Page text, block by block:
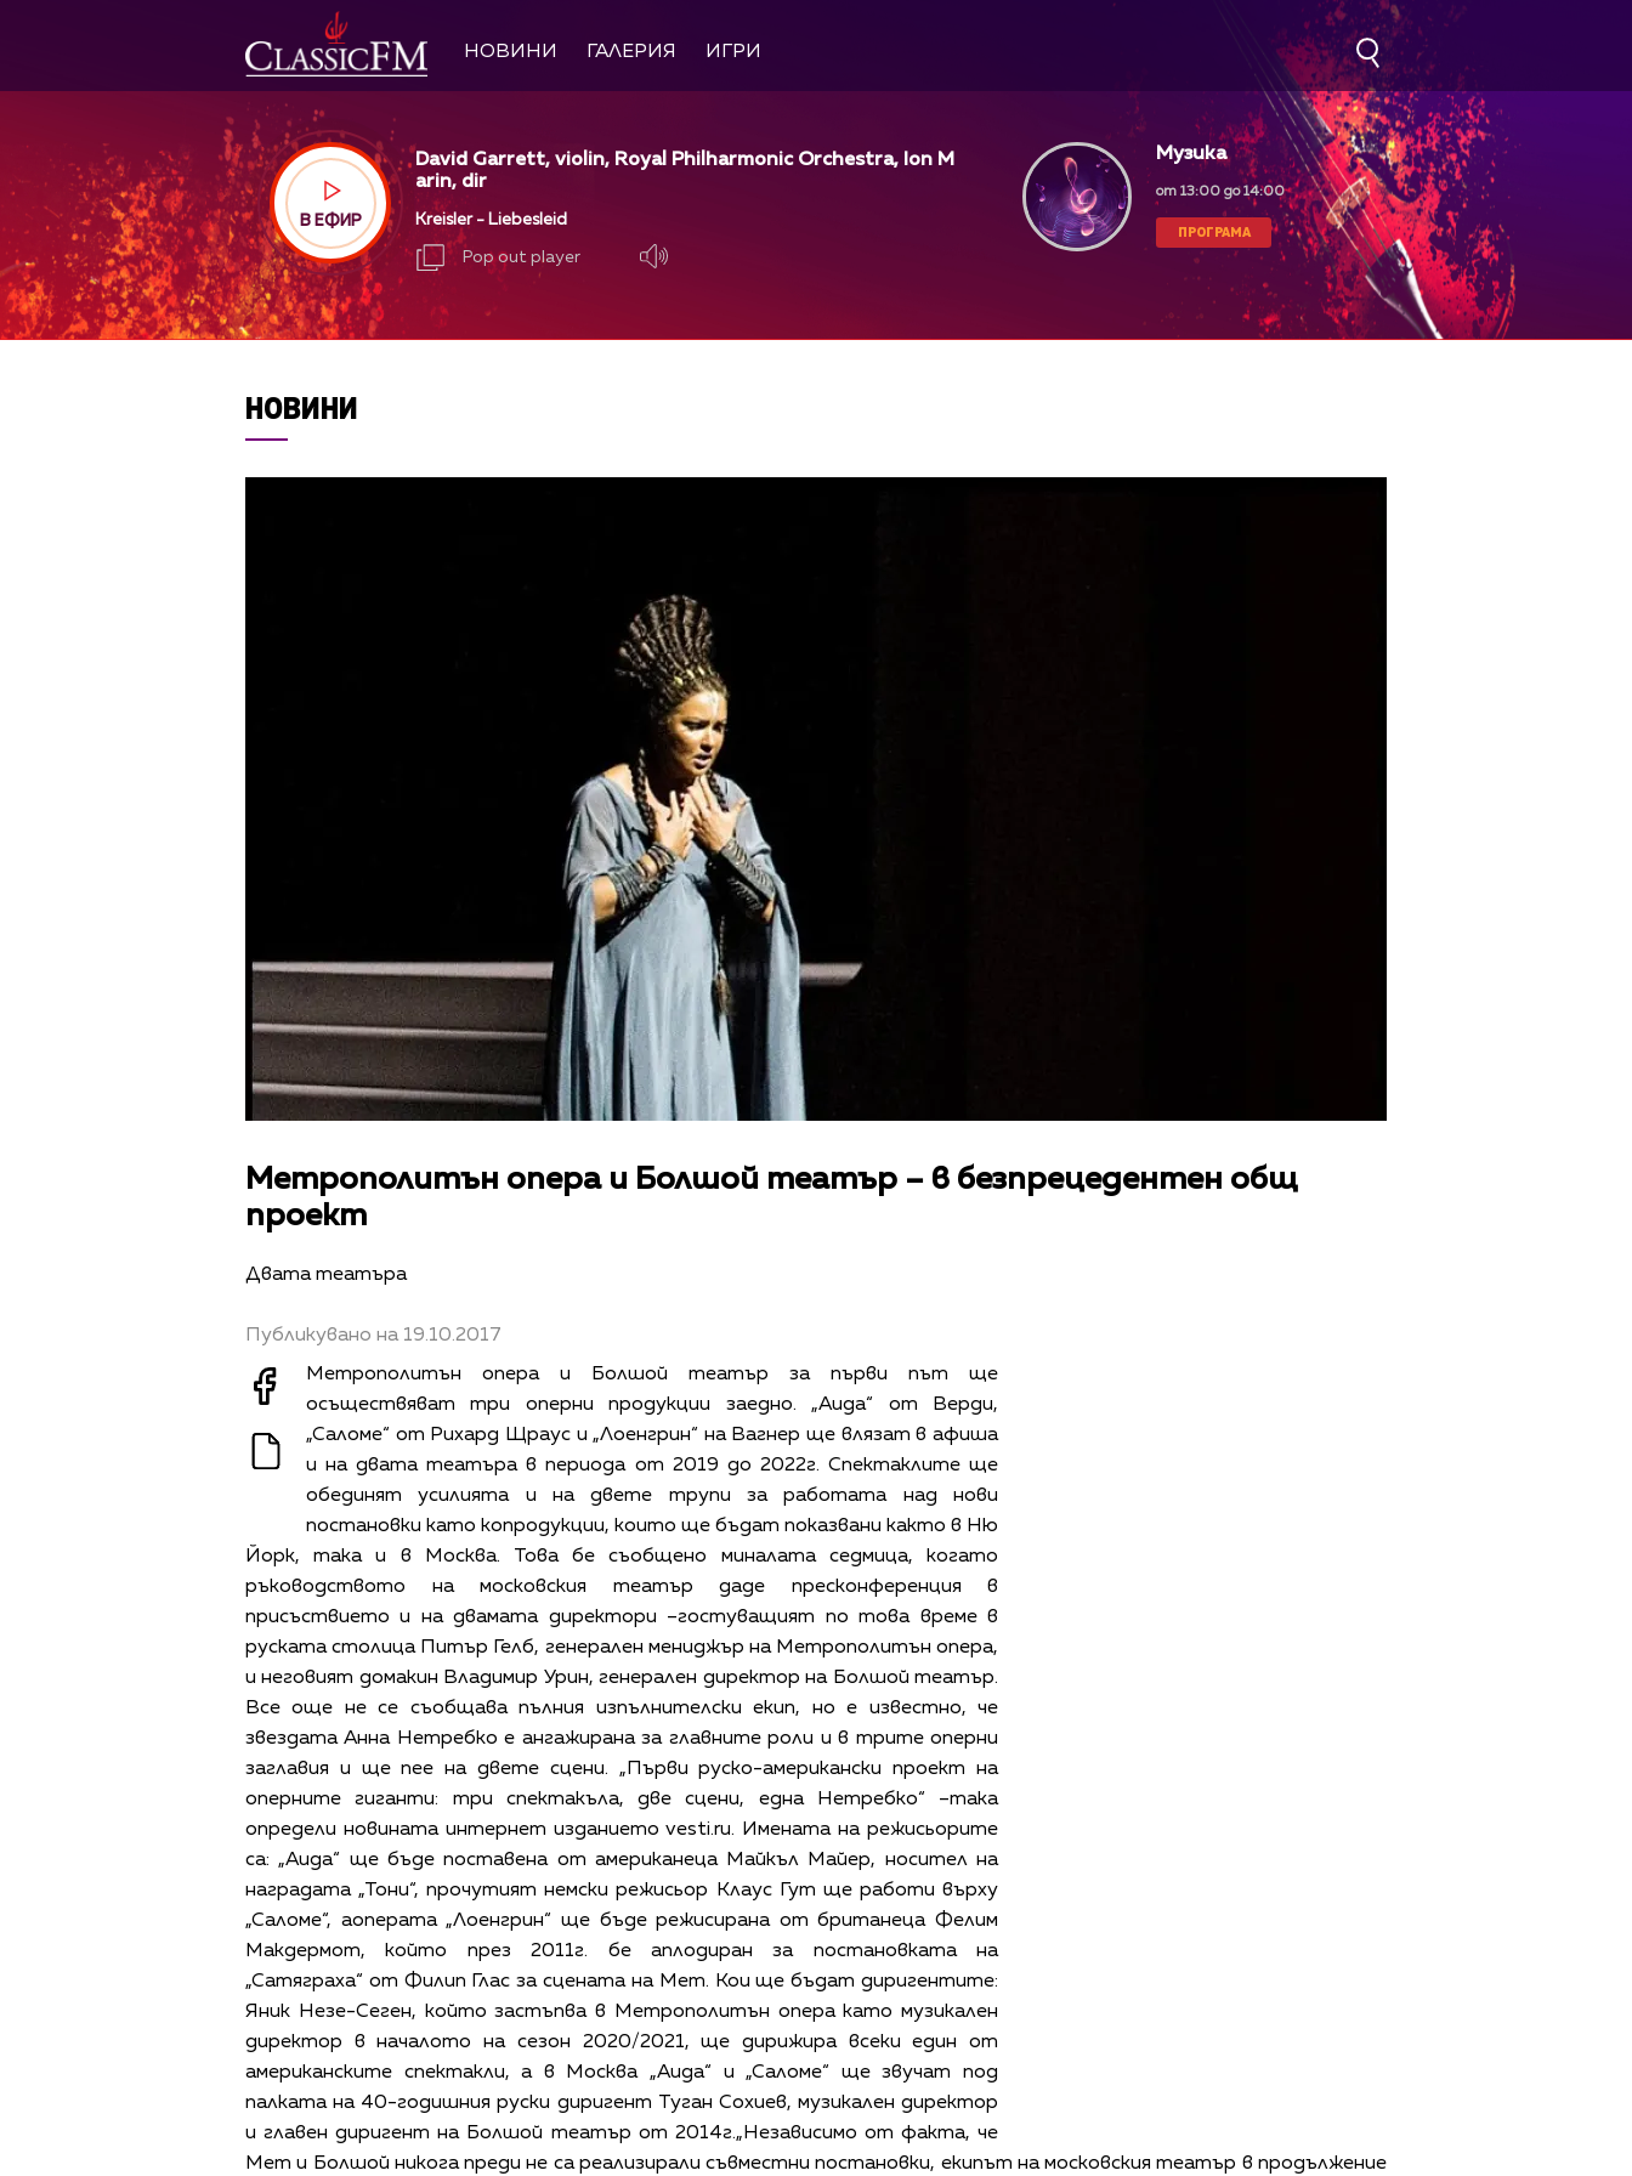
НОВИНИ ГАЛЕРИЯ ИГРИ
В ЕФИР
David Garrett, violin, Royal Philharmonic Orchestra, Ion M
arin, dir
Kreisler - Liebesleid
Pop out player
Музика
от 13:00 до 14:00
ПРОГРАМА
НОВИНИ
Метрополитън опера и Болшой театър – в безпрецедентен общ
проект
Двата театъра
Публикувано на 19.10.2017
Метрополитън опера и Болшой театър за първи път ще
осъществяват три оперни продукции заедно. „Аида“ от Верди,
„Саломе“ от Рихард Щраус и „Лоенгрин“ на Вагнер ще влязат в афиша
и на двата театъра в периода от 2019 до 2022г. Спектаклите ще
обединят усилията и на двете трупи за работата над нови
постановки като копродукции, които ще бъдат показвани както в Ню
Йорк, така и в Москва. Това бе съобщено миналата седмица, когато
ръководството на московския театър даде пресконференция в
присъствието и на двамата директори –гостуващият по това време в
руската столица Питър Гелб, генерален мениджър на Метрополитън опера,
и неговият домакин Владимир Урин, генерален директор на Болшой театър.
Все още не се съобщава пълния изпълнителски екип, но е известно, че
звездата Анна Нетребко е ангажирана за главните роли и в трите оперни
заглавия и ще пее на двете сцени. „Първи руско-американски проект на
оперните гиганти: три спектакъла, две сцени, една Нетребко“ –така
определи новината интернет изданието vesti.ru. Имената на режисьорите
са: „Аида“ ще бъде поставена от американеца Майкъл Майер, носител на
наградата „Тони“, прочутият немски режисьор Клаус Гут ще работи върху
„Саломе“, аоперата „Лоенгрин“ ще бъде режисирана от британеца Фелим
Макдермот, който през 2011г. бе аплодиран за постановката на
„Сатяграха“ от Филип Глас за сцената на Мет. Кои ще бъдат диригентите:
Яник Незе-Сеген, който застъпва в Метрополитън опера като музикален
директор в началото на сезон 2020/2021, ще дирижира всеки един от
американските спектакли, а в Москва „Аида“ и „Саломе“ ще звучат под
палката на 40-годишния руски диригент Туган Сохиев, музикален директор
и главен диригент на Болшой театър от 2014г.„Независимо от факта, че
Мет и Болшой никога преди не са реализирали съвместни постановки, екипът на московския театър в продължение